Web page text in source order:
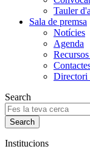
Tauler
Sala de premsa
Notícies
Agenda
Directori
Search
Institucions